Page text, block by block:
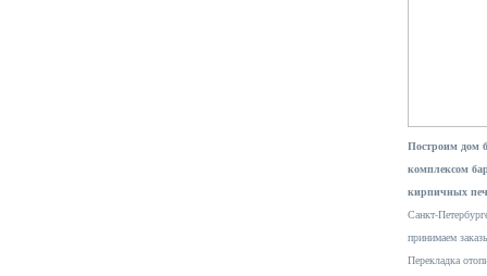
Построим дом
комплексом
кирпичных
Санкт-
принимаем
Перекладка